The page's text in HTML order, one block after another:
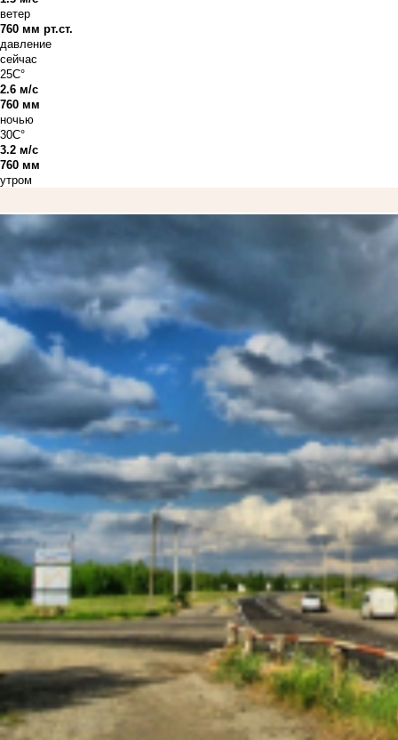
ветер
760 мм рт.ст.
давление
сейчас
25C°
2.6 м/с
760 мм
ночью
30C°
3.2 м/с
760 мм
утром